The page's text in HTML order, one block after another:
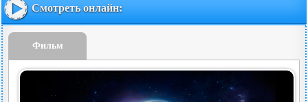
Смотреть онлайн:
Фильм